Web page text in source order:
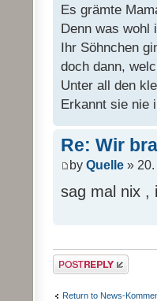
Es grämte
Denn was wohl
Ihr Söhnchen
doch dann,
Unter all den
Erkannt sie nie
Re: Wir
by Quelle »
sag mal nix ,
Post a reply
Return to News-